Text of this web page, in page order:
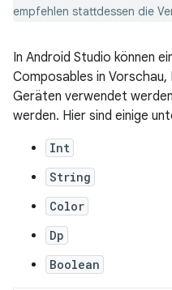
empfehlen stattdessen die
In Android Studio können
Composables in
Geräten verwendet
werden. Hier sind einige
Int
String
Color
Dp
Boolean